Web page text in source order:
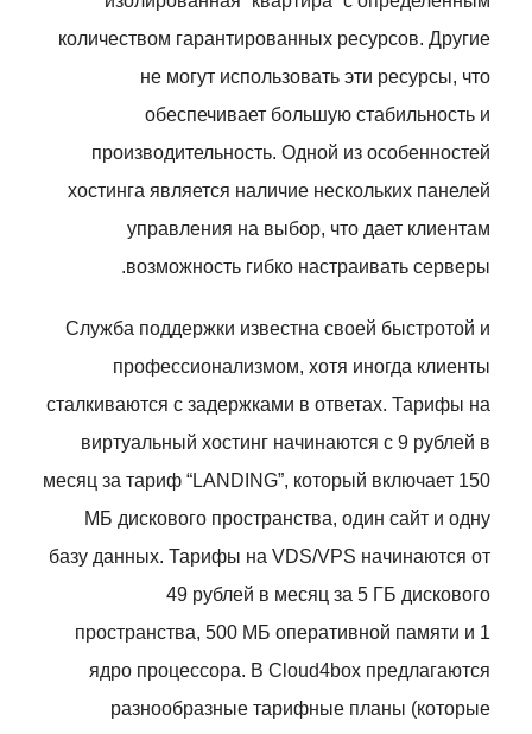
количеством гарантированных ресурсов. Другие
не могут использовать эти ресурсы, что
обеспечивает большую стабильность и
производительность. Одной из особенностей
хостинга является наличие нескольких панелей
управления на выбор, что дает клиентам
возможность гибко настраивать серверы.
Служба поддержки известна своей быстротой и
профессионализмом, хотя иногда клиенты
сталкиваются с задержками в ответах. Тарифы на
виртуальный хостинг начинаются с 9 рублей в
месяц за тариф “LANDING”, который включает 150
МБ дискового пространства, один сайт и одну
базу данных. Тарифы на VDS/VPS начинаются от
49 рублей в месяц за 5 ГБ дискового
пространства, 500 МБ оперативной памяти и 1
ядро процессора. В Cloud4box предлагаются
разнообразные тарифные планы (которые